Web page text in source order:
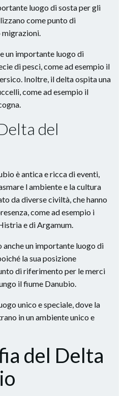
luogo di sosta per gli
come punto di
un importante luogo di
di pesci, come ad esempio il
Inoltre, il delta ospita una
come ad esempio il
del
è antica e ricca di eventi,
l ambiente e la cultura
da diverse civiltà, che hanno
come ad esempio i
e di Argamum.
un importante luogo di
la sua posizione
di riferimento per le merci
il fiume Danubio.
unico e speciale, dove la
in un ambiente unico e
del Delta